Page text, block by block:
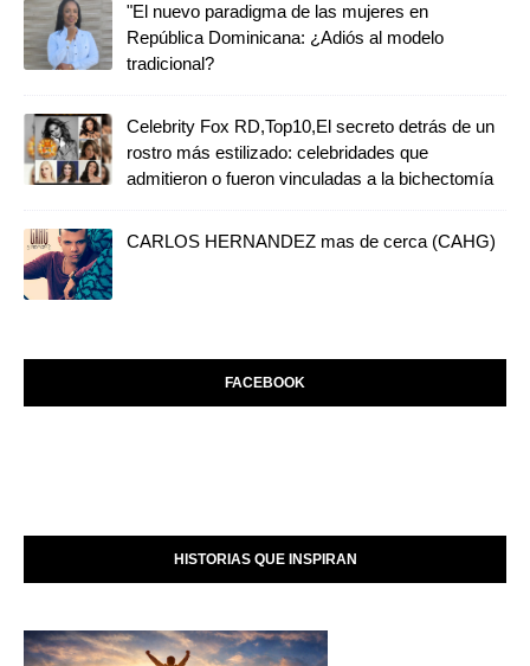
"El nuevo paradigma de las mujeres en
República Dominicana: ¿Adiós al modelo
tradicional?
Celebrity Fox RD,Top10,El secreto detrás de un
rostro más estilizado: celebridades que
admitieron o fueron vinculadas a la bichectomía
CARLOS HERNANDEZ mas de cerca (CAHG)
FACEBOOK
HISTORIAS QUE INSPIRAN